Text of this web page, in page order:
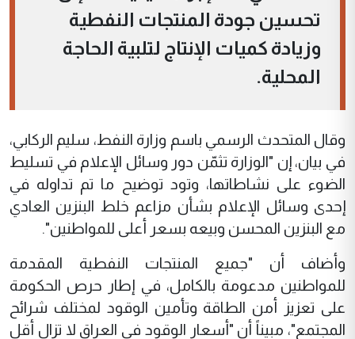
تحسين جودة المنتجات النفطية
وزيادة كميات الإنتاج لتلبية الحاجة
المحلية.
وقال المتحدث الرسمي باسم وزارة النفط، سليم الركابي،
في بيان، إن "الوزارة تثمّن دور وسائل الإعلام في تسليط
الضوء على نشاطاتها، وتود توضيح ما تم تداوله في
إحدى وسائل الإعلام بشأن مزاعم خلط البنزين العادي
مع البنزين المحسن وبيعه بسعر أعلى للمواطنين".
وأضاف أن "جميع المنتجات النفطية المقدمة
للمواطنين مدعومة بالكامل، في إطار حرص الحكومة
على تعزيز أمن الطاقة وتأمين الوقود لمختلف شرائح
المجتمع"، مبيناً أن "أسعار الوقود في العراق لا تزال أقل